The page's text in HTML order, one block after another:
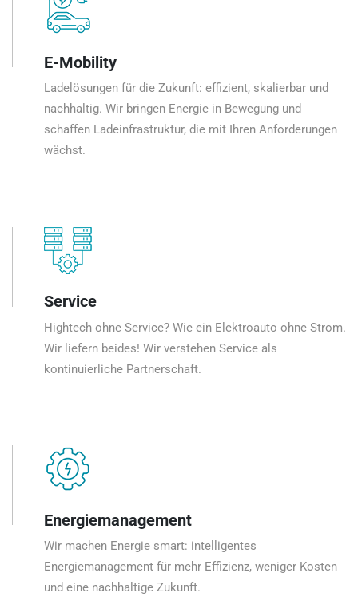
E-Mobility
Ladelösungen für die Zukunft: effizient, skalierbar und
nachhaltig. Wir bringen Energie in Bewegung und
schaffen Ladeinfrastruktur, die mit Ihren Anforderungen
wächst.
Service
Hightech ohne Service? Wie ein Elektroauto ohne Strom.
Wir liefern beides! Wir verstehen Service als
kontinuierliche Partnerschaft.
Energiemanagement
Wir machen Energie smart: intelligentes
Energiemanagement für mehr Effizienz, weniger Kosten
und eine nachhaltige Zukunft.